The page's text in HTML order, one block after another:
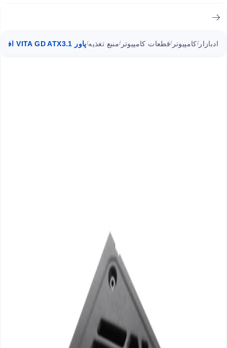
ادبازار /کامپیوتر /قطعات کامپیوتر /منبع تغذیه/پاور VITA GD ATX3.1 اف اس پی 750 وات